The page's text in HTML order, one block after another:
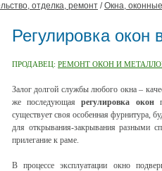
отделка, ремонт /Окна,
Регулировка окон
ПРОДАВЕЦ: РЕМОНТ ОКОН И
Залог долгой службы любого окна –
же последующаярегулировка окон
существует своя особенная фурнитура,
для открывания-закрывания разными
прилегание к раме.
В процессе эксплуатации окно